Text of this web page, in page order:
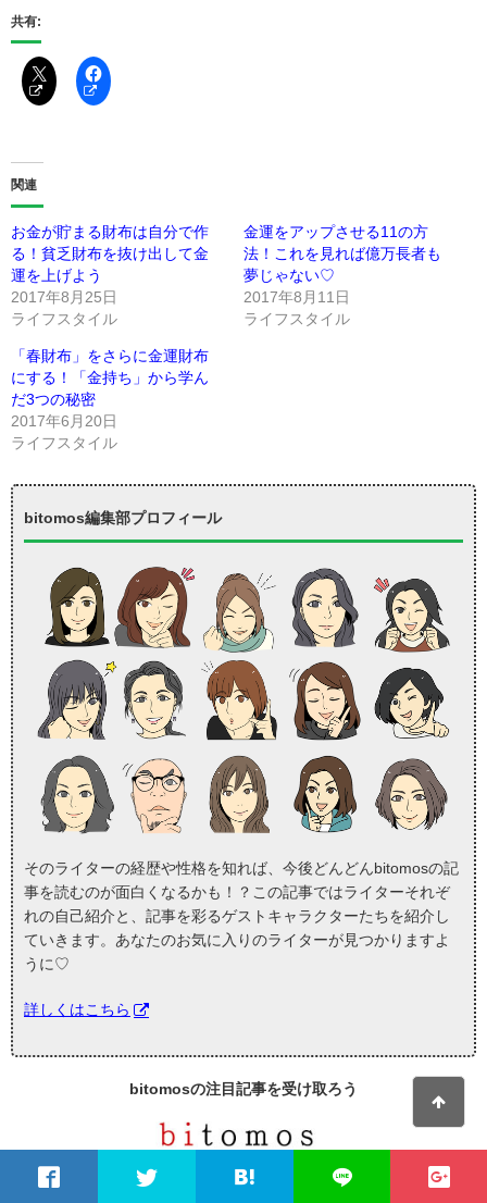
共有:
関連
お金が貯まる財布は自分で作
る！貧乏財布を抜け出して金
運を上げよう
2017年8月25日
ライフスタイル
金運をアップさせる11の方
法！これを見れば億万長者も
夢じゃない♡
2017年8月11日
ライフスタイル
「春財布」をさらに金運財布
にする！「金持ち」から学ん
だ3つの秘密
2017年6月20日
ライフスタイル
bitomos編集部プロフィール
そのライターの経歴や性格を知れば、今後どんどんbitomosの記
事を読むのが面白くなるかも！？この記事ではライターそれぞ
れの自己紹介と、記事を彩るゲストキャラクターたちを紹介し
ていきます。あなたのお気に入りのライターが見つかりますよ
うに♡
詳しくはこちら
bitomosの注目記事を受け取ろう